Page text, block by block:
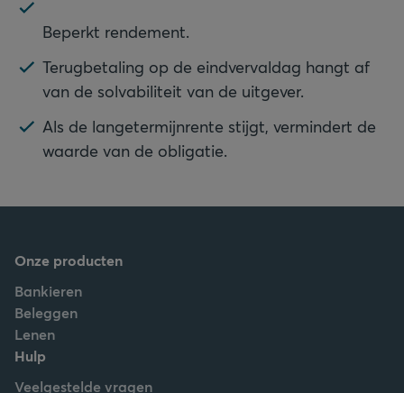
Terugbetaling op de eindvervaldag hangt af
Als de langetermijnrente stijgt, vermindert de
waarde van de obligatie.
Onze producten
Bankieren
Beleggen
Lenen
Hulp
Veelgestelde vragen